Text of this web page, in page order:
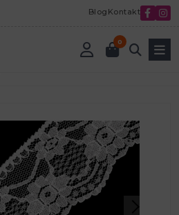
Blog Kontakt
0
silónové čipky